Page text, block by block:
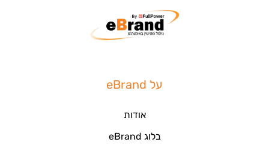
על eBrand
אודות
בלוג eBrand